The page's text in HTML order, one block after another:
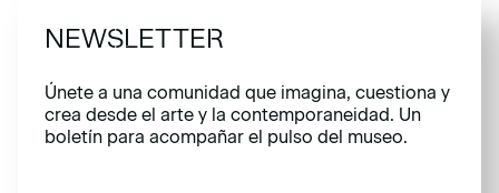
NEWSLETTER
Únete a una comunidad que imagina, cuestiona y
crea desde el arte y la contemporaneidad. Un
boletín para acompañar el pulso del museo.